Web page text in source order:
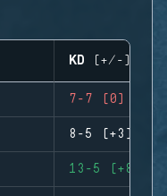
KD (+/-)
7-7 (0)
8-5 (+3)
13-5 (+8)